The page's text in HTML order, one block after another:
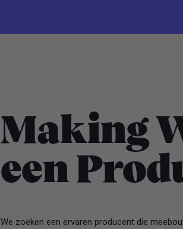
Making
een
We zoeken een ervaren producent die